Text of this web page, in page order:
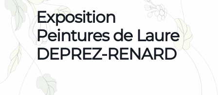
Exposition
Peintures de Laure
DEPREZ-RENARD